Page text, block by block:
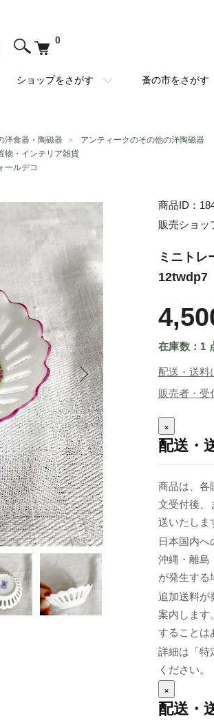
0
ショップをさがす 蚤の市をさがす
洋食器・陶磁器 ＞
アンティークのその他の洋陶磁器
物・インテリア雑貨
ールデコ
商品ID：
販売ショッ
ミニト
12twdp7
在庫数：1
配送・送料
販売者・受
×
配送・
商品は、各
文受付後、
送いたしま
日本国内へ
沖縄・離島
が発生する
追加送料が
案内します
することは
詳細は「特
ください。
×
配送・